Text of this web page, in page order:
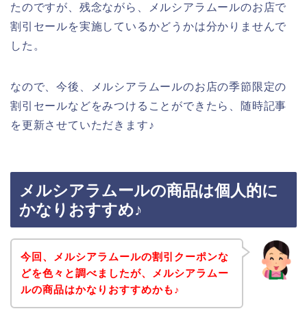
たのですが、残念ながら、メルシアラムールのお店で
割引セールを実施しているかどうかは分かりませんで
した。
なので、今後、メルシアラムールのお店の季節限定の
割引セールなどをみつけることができたら、随時記事
を更新させていただきます♪
メルシアラムールの商品は個人的に
かなりおすすめ♪
今回、メルシアラムールの割引クーポンな
どを色々と調べましたが、メルシアラムー
ルの商品はかなりおすすめかも♪